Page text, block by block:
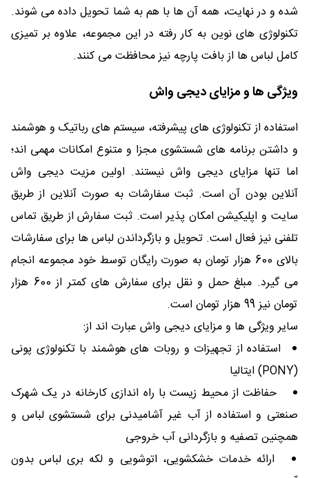
شده و در نهایت، همه آن ها با هم به شما تحویل داده می شوند.
تکنولوژی های نوین به کار رفته در این مجموعه، علاوه بر تمیزی
کامل لباس ها از بافت پارچه نیز محافظت می کنند.
ویژگی ها و مزایای دیجی واش
استفاده از تکنولوژی های پیشرفته، سیستم های رباتیک و هوشمند
و داشتن برنامه های شستشوی مجزا و متنوع امکانات مهمی اند؛
اما تنها مزایای دیجی واش نیستند. اولین مزیت دیجی واش
آنلاین بودن آن است. ثبت سفارشات به صورت آنلاین از طریق
سایت و اپلیکیشن امکان پذیر است. ثبت سفارش از طریق تماس
تلفنی نیز فعال است. تحویل و بازگرداندن لباس ها برای سفارشات
بالای 600 هزار تومان به صورت رایگان توسط خود مجموعه انجام
می گیرد. مبلغ حمل و نقل برای سفارش های کمتر از 600 هزار
تومان نیز 99 هزار تومان است.
سایر ویژگی ها و مزایای دیجی واش عبارت اند از:
استفاده از تجهیزات و روبات ‌های هوشمند با تکنولوژی پونی
(PONY) ایتالیا
حفاظت از محیط زیست با راه اندازی کارخانه در یک شهرک
صنعتی و استفاده از آب غیر آشامیدنی برای شستشوی لباس و
همچنین تصفیه و بازگردانی آب خروجی
ارائه خدمات خشکشویی، اتوشویی و لکه بری لباس بدون